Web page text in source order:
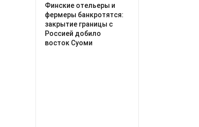
Финские отельеры и
фермеры банкротятся:
закрытие границы с
Россией добило
восток Суоми